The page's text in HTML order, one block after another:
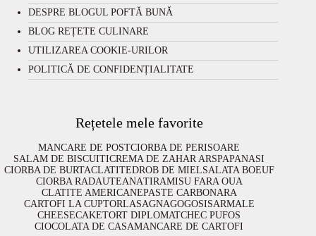
DESPRE BLOGUL POFTĂ BUNĂ
BLOG REȚETE CULINARE
UTILIZAREA COOKIE-URILOR
POLITICĂ DE CONFIDENȚIALITATE
Rețetele mele favorite
MANCARE DE POSTCIORBA DE PERISOARE
SALAM DE BISCUITICREMA DE ZAHAR ARSPAPANASI
CIORBA DE BURTACLATITEDROB DE MIELSALATA BOEUF
CIORBA RADAUTEANATIRAMISU FARA OUA
CLATITE AMERICANEPASTE CARBONARA
CARTOFI LA CUPTORLASAGNAGOGOSISARMALE
CHEESECAKETORT DIPLOMATCHEC PUFOS
CIOCOLATA DE CASAMANCARE DE CARTOFI